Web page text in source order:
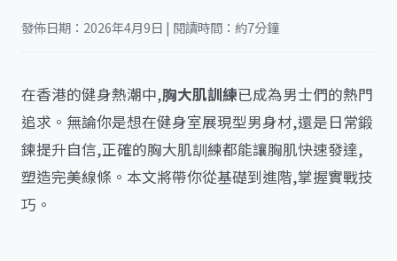
發佈日期：2026年4月9日 | 閱讀時間：約7分鐘
在香港的健身熱潮中,胸大肌訓練已成為男士們的熱門
追求。無論你是想在健身室展現型男身材,還是日常鍛
鍊提升自信,正確的胸大肌訓練都能讓胸肌快速發達,
塑造完美線條。本文將帶你從基礎到進階,掌握實戰技
巧。